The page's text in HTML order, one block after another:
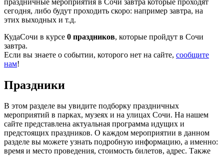
сегодня, либо будут проходить скоро: например завтра, на
этих выходных и т.д.
КудаСочи в курсе 0 праздников, которые пройдут в Сочи
завтра.
Если вы знаете о событии, которого нет на сайте, сообщите
нам!
Праздники
В этом разделе вы увидите подборку праздничных
мероприятий в парках, музеях и на улицах Сочи. На нашем
сайте представлена актуальная программа идущих и
предстоящих праздников. О каждом мероприятии в данном
разделе вы можете узнать подробную информацию, а именно:
время и место проведения, стоимость билетов, адрес. Также